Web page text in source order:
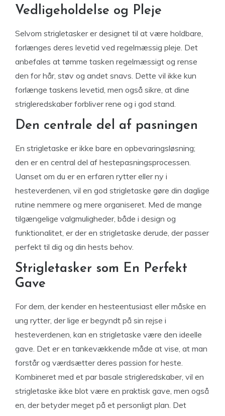
Vedligeholdelse og Pleje
Selvom strigletasker er designet til at være holdbare,
forlænges deres levetid ved regelmæssig pleje. Det
anbefales at tømme tasken regelmæssigt og rense
den for hår, støv og andet snavs. Dette vil ikke kun
forlænge taskens levetid, men også sikre, at dine
strigleredskaber forbliver rene og i god stand.
Den centrale del af pasningen
En strigletaske er ikke bare en opbevaringsløsning;
den er en central del af hestepasningsprocessen.
Uanset om du er en erfaren rytter eller ny i
hesteverdenen, vil en god strigletaske gøre din daglige
rutine nemmere og mere organiseret. Med de mange
tilgængelige valgmuligheder, både i design og
funktionalitet, er der en strigletaske derude, der passer
perfekt til dig og din hests behov.
Strigletasker som En Perfekt
Gave
For dem, der kender en hesteentusiast eller måske en
ung rytter, der lige er begyndt på sin rejse i
hesteverdenen, kan en strigletaske være den ideelle
gave. Det er en tankevækkende måde at vise, at man
forstår og værdsætter deres passion for heste.
Kombineret med et par basale strigleredskaber, vil en
strigletaske ikke blot være en praktisk gave, men også
en, der betyder meget på et personligt plan. Det